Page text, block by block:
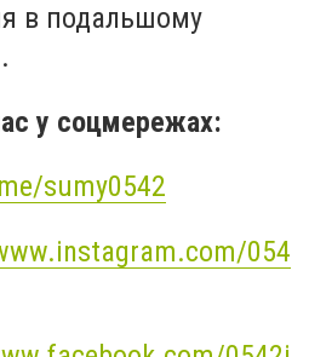
в подальшому
у соцмережах:
sumy0542
054